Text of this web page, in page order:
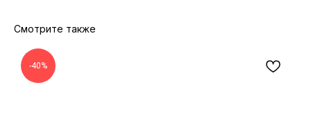
Смотрите также
-40%